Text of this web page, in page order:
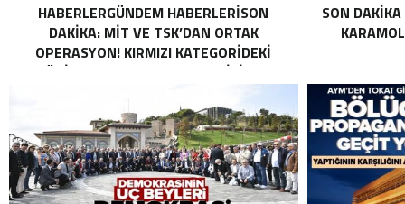
HABERLERGÜNDEM HABERLERISON
DAKIKA: MİT VE TSK’DAN ORTAK
OPERASYON! KIRMIZI KATEGORIDEKI
TERÖRIST NAZLI TAŞPINAR ETKISIZ HALE
ORTAK OPERASYON! KIRMIZI
KATEGORIDEKI TERÖRIST NAZLI
TAŞPINAR ETKISIZ HALE GETIRILDI .
SON